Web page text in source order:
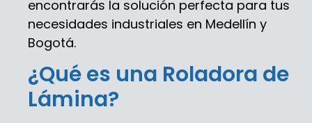
encontrarás la solución perfecta para tus
necesidades industriales en Medellín y
Bogotá.
¿Qué es una Roladora de
Lámina?